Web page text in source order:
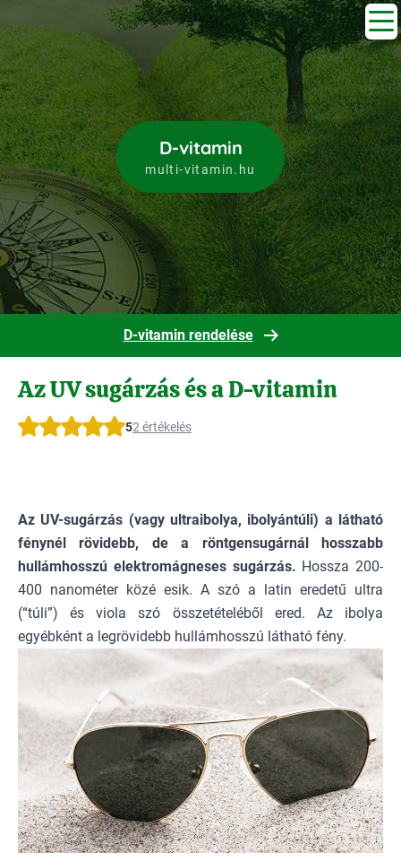
D-vitamin
multi-vitamin.hu
D-vitamin rendelése
Az UV sugárzás és a D-vitamin
52 értékelés
Az UV-sugárzás (vagy ultraibolya, ibolyántúli) a látható
fénynél rövidebb, de a röntgensugárnál hosszabb
hullámhosszú elektromágneses sugárzás. Hossza 200-
400 nanométer közé esik. A szó a latin eredetű ultra
(“túli”) és viola szó összetételéből ered. Az ibolya
egyébként a legrövidebb hullámhosszú látható fény.